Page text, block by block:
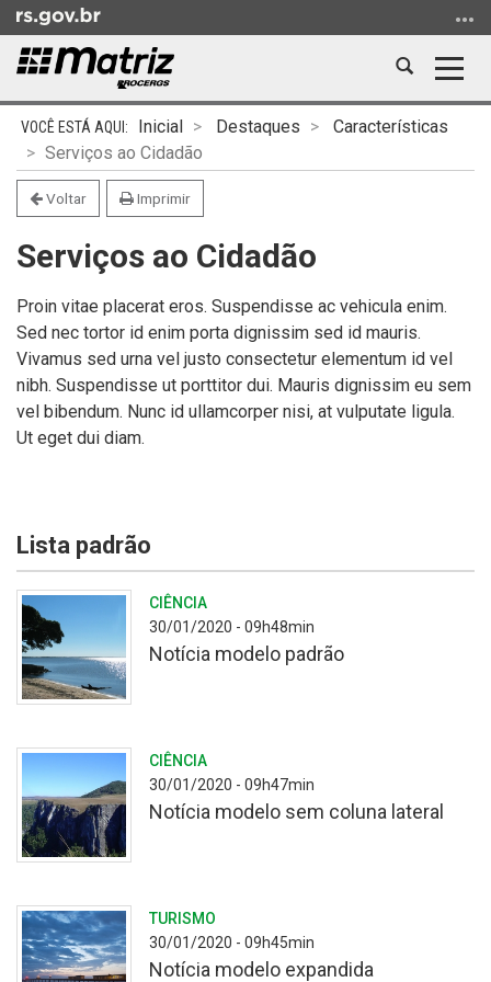
para
menu
para
busca
Abrir
busca
Início
conteúdo
Inicial Destaques
Características
Serviços ao Cidadão
Voltar Imprimir
Serviços ao Cidadão
Proin vitae placerat eros. Suspendisse ac vehicula enim.
Sed nec tortor id enim porta dignissim sed id mauris.
Vivamus sed urna vel justo consectetur elementum id vel
nibh. Suspendisse ut porttitor dui. Mauris dignissim eu sem
vel bibendum. Nunc id ullamcorper nisi, at vulputate ligula.
Ut eget dui diam.
Lista padrão
Praia
de
de
água
doce
São
Lourenço
do
CIÊNCIA
30/01/2020 - 09h48min
Notícia modelo padrão
Imagem
do
Cânion
CIÊNCIA
30/01/2020 - 09h47min
Notícia modelo sem coluna lateral
TURISMO
30/01/2020 - 09h45min
Notícia modelo expandida